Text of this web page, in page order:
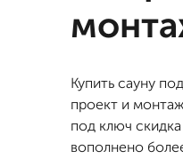
Купить сауну
проект и
под ключ
вополнено